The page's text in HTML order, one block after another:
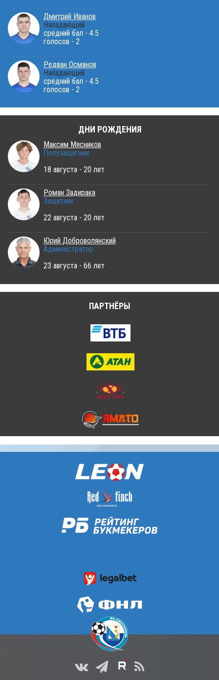
Дмитрий Иванов
Нападающий
средний бал - 4.5
голосов - 2
Редван Османов
Нападающий
средний бал - 4.5
голосов - 2
ДНИ РОЖДЕНИЯ
Максим Мясников
Полузащитник
18 августа - 20 лет
Роман Задирака
Защитник
22 августа - 20 лет
Юрий Доброволянский
Администратор
23 августа - 66 лет
ПАРТНЁРЫ